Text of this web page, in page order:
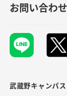
お問い合わせ
武蔵野キャンパス